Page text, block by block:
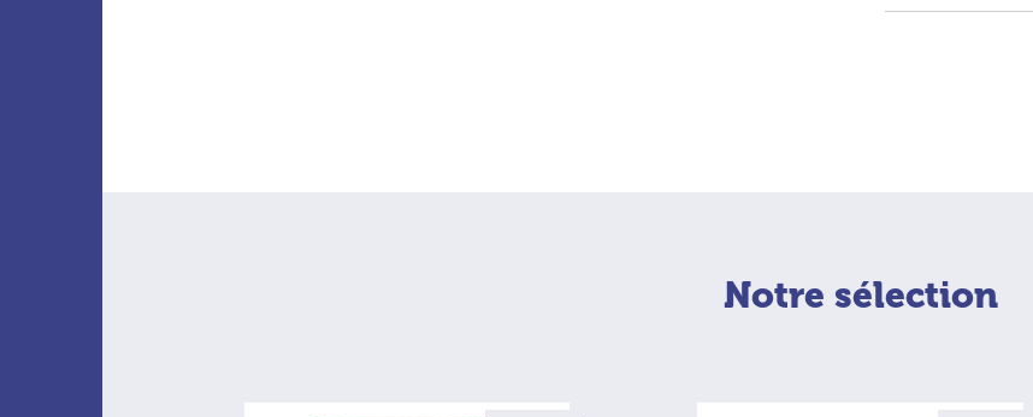
Notre sélection